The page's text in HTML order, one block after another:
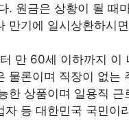
. 원금은 상황이 될 때
만기에 일시상환하시
만 60세 이하까지 이
물론이며 직장이 없는
한 상품이며 일용직 근
자 등 대한민국 국민이